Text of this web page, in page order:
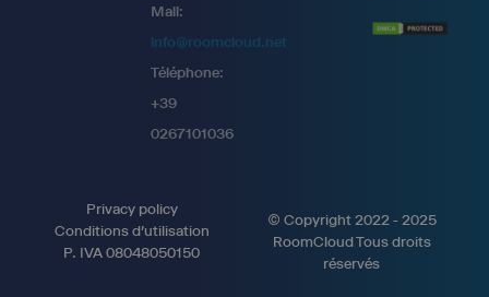
Mail:
info@roomcloud.net
Téléphone:
+39
0267101036
© Copyright 2022 - 2025
RoomCloud Tous droits
réservés
Privacy policy
Conditions d'utilisation
P. IVA 08048050150